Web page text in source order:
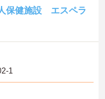
保健施設 エスペラ
1